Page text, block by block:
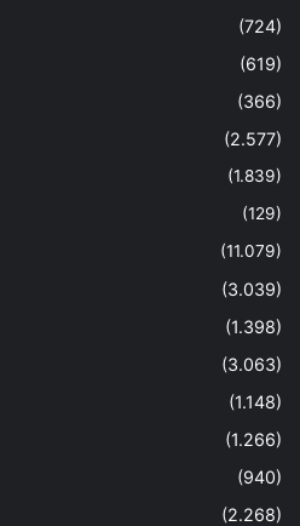
(724)
(619)
(366)
(2.577)
(1.839)
(129)
(11.079)
(3.039)
(1.398)
(3.063)
(1.148)
(1.266)
(940)
(2.268)